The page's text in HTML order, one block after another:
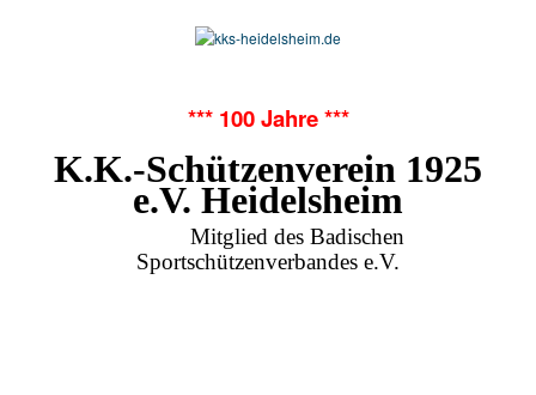
*** 100 Jahre ***
K.K.-Schützenverein 1925
e.V. Heidelsheim
Mitglied des Badischen
Sportschützenverbandes e.V.